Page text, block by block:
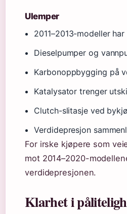
Ulemper
2011–2013-modeller
Dieselpumper og
Karbonoppbygging på
Katalysator trenger
Clutch-slitasje ved
Verdidepresjon
For irske kjøpere som
mot 2014–2020-
verdidepresjonen.
Klarhet i